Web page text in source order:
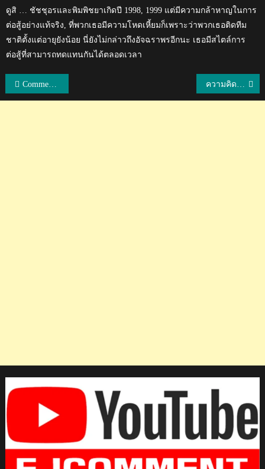
ดูสิ … ชัชชุอรและพิมพิชยาเกิดปี 1998, 1999 แต่มีความกล้าหาญในการ
ต่อสู้อย่างแท้จริง, ที่พวกเธอมีความโหดเหี้ยมก็เพราะว่าพวกเธอติดทีม
ชาติตั้งแต่อายุยังน้อย นี่ยังไม่กล่าวถึงอัจฉราพรอีกนะ เธอมีสไตล์การ
ต่อสู้ที่สามารถทดแทนกันได้ตลอดเวลา
แนะแนว
Comment ชาวอาเซียนหลังได้ชม MV เพลงประกอบภาพยนตร์เรื่อง Friend Zone ความคิดเห็นชาวเกาหลีใต้หลังโอ บัน ซอค ย้ายมาร่วมทีมเมืองทอง ยูไนเต็ด